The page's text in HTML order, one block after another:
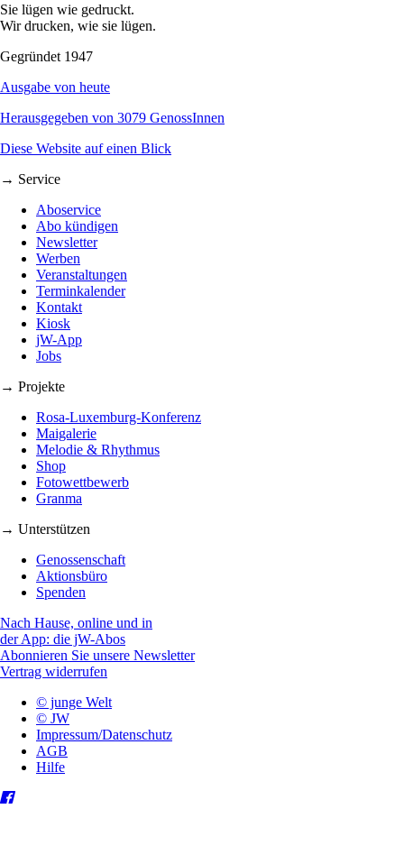
Sie lügen wie gedruckt.
Wir drucken, wie sie lügen.
Gegründet 1947
Ausgabe von heute
Herausgegeben von 3079 GenossInnen
Diese Website auf einen Blick
→ Service
Aboservice
Abo kündigen
Newsletter
Werben
Veranstaltungen
Terminkalender
Kontakt
Kiosk
jW-App
Jobs
→ Projekte
Rosa-Luxemburg-Konferenz
Maigalerie
Melodie & Rhythmus
Shop
Fotowettbewerb
Granma
→ Unterstützen
Genossenschaft
Aktionsbüro
Spenden
Nach Hause, online und in
der App: die jW-Abos
Abonnieren Sie unsere Newsletter
Vertrag widerrufen
© junge Welt
© JW
Impressum/Datenschutz
AGB
Hilfe